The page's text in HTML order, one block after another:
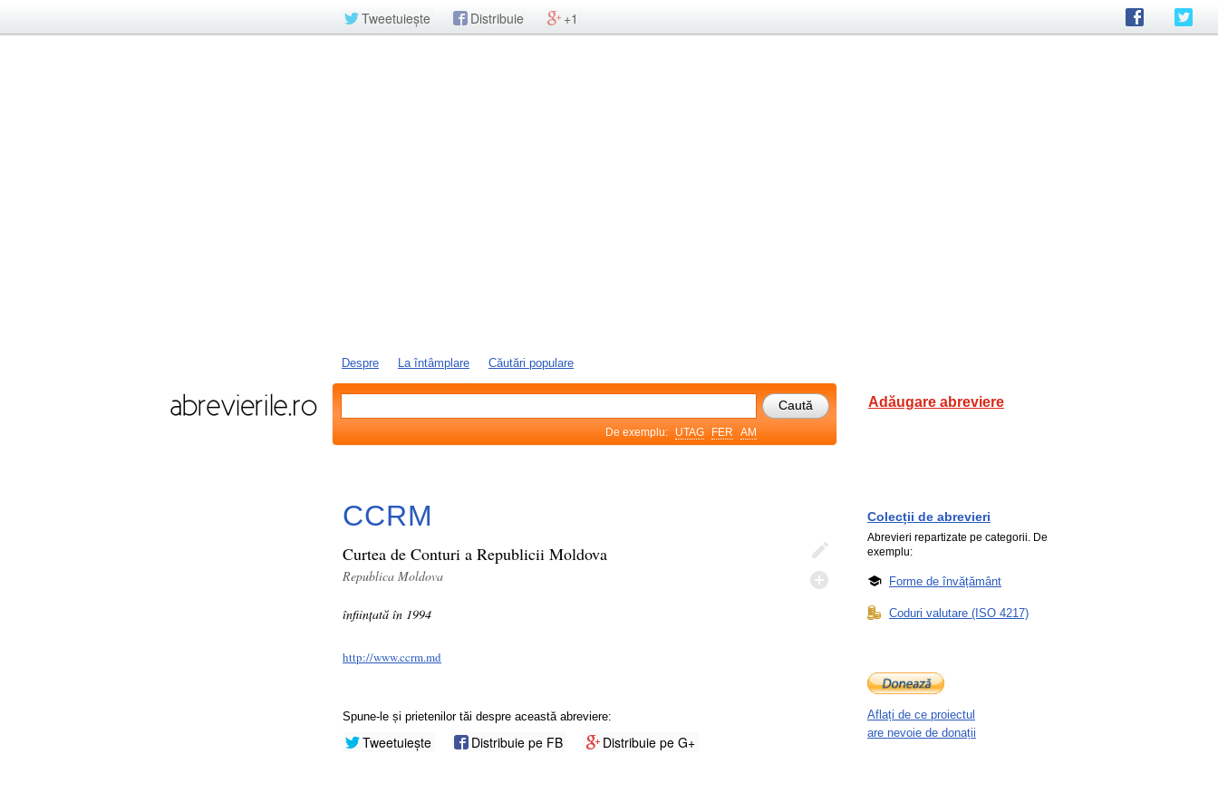
Tweetuiește Distribuie +1
Despre La întâmplare Căutări populare
De exemplu: UTAG FER AM
Adăugare abreviere
CCRM
Curtea de Conturi a Republicii Moldova
Republica Moldova
înființată în 1994
http://www.ccrm.md
Spune-le și prietenilor tăi despre această abreviere:
Tweetuiește Distribuie pe FB Distribuie pe G+
Colecții de abrevieri
Abrevieri repartizate pe categorii. De
exemplu:
Forme de învățământ
Coduri valutare (ISO 4217)
Aflați de ce proiectul
are nevoie de donații